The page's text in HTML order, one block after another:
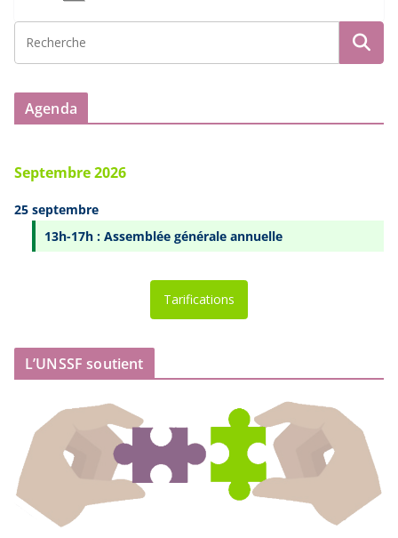
Agenda
Septembre 2026
25 septembre
13h-17h : Assemblée générale annuelle
Tarifications
L’UNSSF soutient